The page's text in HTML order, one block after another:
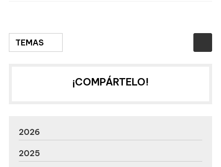
TEMAS
¡COMPÁRTELO!
2026
2025